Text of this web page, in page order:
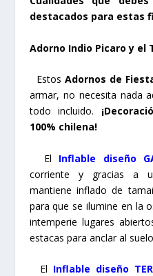
destacados para estas
Adorno Indio Picaro y el
EstosAdornos de
armar, no necesita nada
todo incluido.
100% chilena!
El Inflable diseño
corriente y gracias a
mantiene inflado de
para que se ilumine en la
intemperie lugares
estacas para anclar al
El Inflable diseño